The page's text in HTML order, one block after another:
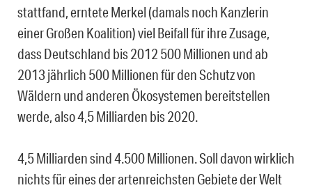
stattfand, erntete Merkel (damals noch Kanzlerin
einer Großen Koalition) viel Beifall für ihre Zusage,
dass Deutschland bis 2012 500 Millionen und ab
2013 jährlich 500 Millionen für den Schutz von
Wäldern und anderen Ökosystemen bereitstellen
werde, also 4,5 Milliarden bis 2020.
4,5 Milliarden sind 4.500 Millionen. Soll davon wirklich
nichts für eines der artenreichsten Gebiete der Welt